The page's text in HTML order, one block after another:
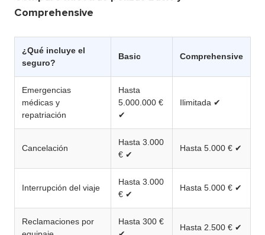
Comprehensive
¿Qué incluye el
seguro?
Basic Comprehensive
Emergencias
médicas y
repatriación
Hasta
5.000.000 €
✔
Ilimitada ✔
Cancelación
Hasta 3.000
€ ✔
Hasta 5.000 € ✔
Interrupción del viaje
Hasta 3.000
€ ✔
Hasta 5.000 € ✔
Reclamaciones por
Hasta 300 €
Hasta 2.500 € ✔